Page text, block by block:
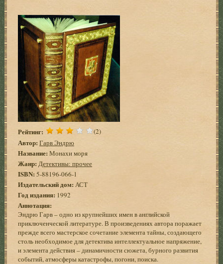
Рейтинг: (2)
Автор: Гарв Эндрю
Название: Монахи моря
Жанр: Детективы: прочее
ISBN: 5-88196-066-1
Издательский дом: АСТ
Год издания: 1992
Аннотация:
Эндрю Гарв – одно из крупнейших имен в английской
приключенческой литературе. В произведениях автора поражает
прежде всего мастерское сочетание элемента тайны, создающего
столь необходимое для детектива интеллектуальное напряжение,
и элемента действия – динамичности сюжета, бурного развития
событий, атмосферы катастрофы, погони, поиска.